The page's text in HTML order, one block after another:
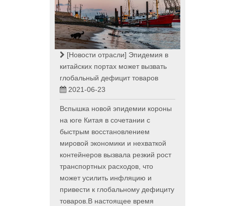
[Новости отрасли] Эпидемия в
китайских портах может вызвать
глобальный дефицит товаров
2021-06-23
Вспышка новой эпидемии короны
на юге Китая в сочетании с
быстрым восстановлением
мировой экономики и нехваткой
контейнеров вызвала резкий рост
транспортных расходов, что
может усилить инфляцию и
привести к глобальному дефициту
товаров.В настоящее время